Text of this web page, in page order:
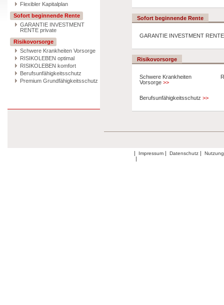
Flexibler Kapitalplan
Sofort beginnende Rente
GARANTIE INVESTMENT
RENTE private
Risikovorsorge
Schwere Krankheiten Vorsorge
RISIKOLEBEN optimal
RISIKOLEBEN komfort
Berufsunfähigkeitsschutz
Premium Grundfähigkeitsschutz
Sofort beginnende Rente
GARANTIE INVESTMENT
Risikovorsorge
Schwere Krankheiten
Vorsorge>>
Berufsunfähigkeitsschutz>>
| Impressum | Datenschutz |
|